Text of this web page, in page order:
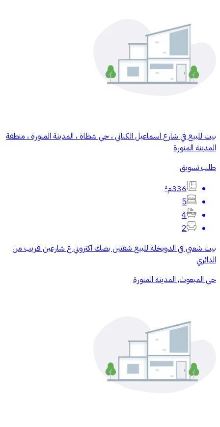
بيت للبيع في شارع اسماعيل الكناني ، حي شظاة ، المدينة المنورة ، منطقة
المدينة المنورة
طلب تسويق
336م²
5
4
2
بيت شعبي في الدويخلة للبيع شقتين بصك اكتروني ع شارعين قريب من
الدائري
حي المبعوث, المدينة المنورة